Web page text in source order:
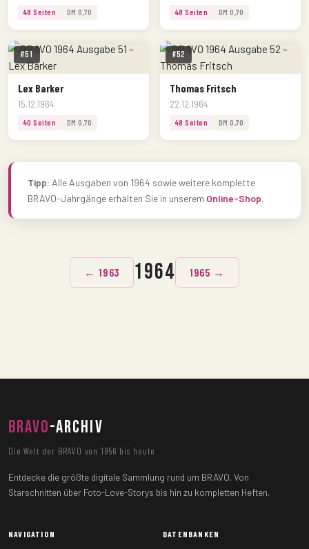
48 Seiten DM 0,70 48 Seiten DM 0,70
#51
Lex Barker
15.12.1964
40 Seiten DM 0,70
#52
Thomas Fritsch
22.12.1964
48 Seiten DM 0,70
Tipp: Alle Ausgaben von 1964 sowie weitere komplette
BRAVO-Jahrgänge erhalten Sie in unserem Online-Shop.
← 1963 1964 1965 →
BRAVO-ARCHIV
Die Welt der BRAVO von 1956 bis heute
Entdecke die größte digitale Sammlung rund um BRAVO. Von
Starschnitten über Foto-Love-Storys bis hin zu kompletten Heften.
NAVIGATION DATENBANKEN